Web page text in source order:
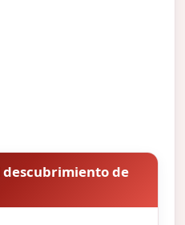
descubrimiento de